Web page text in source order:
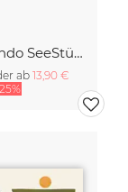
Blua Ondo SeeStück No.14
ab13,90 €